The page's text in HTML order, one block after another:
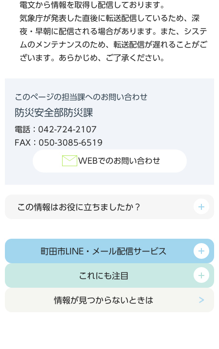
電文から情報を取得し配信しております。
気象庁が発表した直後に転送配信しているため、深
夜・早朝に配信される場合があります。また、システ
ムのメンテナンスのため、転送配信が遅れることがご
ざいます。あらかじめ、ご了承ください。
このページの担当課へのお問い合わせ
防災安全部防災課
電話：042-724-2107
FAX：050-3085-6519
WEBでのお問い合わせ
この情報はお役に立ちましたか？
町田市LINE・メール配信サービス
これにも注目
情報が見つからないときは